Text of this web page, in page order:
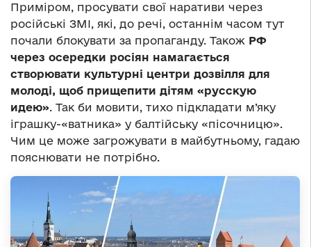
Приміром, просувати свої наративи через
російські ЗМІ, які, до речі, останнім часом тут
почали блокувати за пропаганду. Також РФ
через осередки росіян намагається
створювати культурні центри дозвілля для
молоді, щоб прищепити дітям «русскую
идею». Так би мовити, тихо підкладати м’яку
іграшку-«ватника» у балтійську «пісочницю».
Чим це може загрожувати в майбутньому, гадаю
пояснювати не потрібно.